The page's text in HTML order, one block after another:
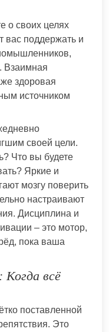
о своих целях
вас поддержать и
Взаимная
здоровая
источником
своей цели.
Что вы будете
Яркие и
мозгу поверить
настраивают
Дисциплина и
– это мотор,
пока ваша
Когда всё
поставленной
Это